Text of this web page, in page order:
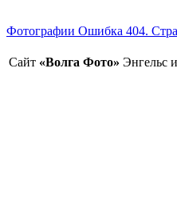
Фотографии Ошибка 404.
Сайт «Волга Фото» Энгельс